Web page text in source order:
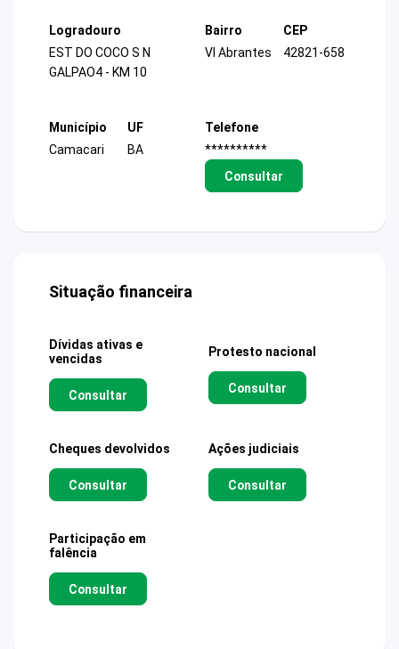
Logradouro
EST DO COCO S N
GALPAO4 - KM 10
Bairro
Vl Abrantes
CEP
42821-658
Município
Camacari
UF
BA
Telefone
**********
Consultar
Situação financeira
Dívidas ativas e
vencidas
Consultar
Protesto nacional
Consultar
Cheques devolvidos
Consultar
Ações judiciais
Consultar
Participação em
falência
Consultar